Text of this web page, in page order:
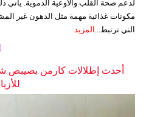
لدعم صحة القلب والأوعية الدموية.
مكونات غذائية مهمة مثل الدهون غير
التي ترتبط...
المزيد
أحدث إطلالات كارمن بصيبص